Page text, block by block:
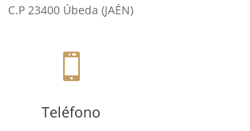
C.P 23400 Úbeda (JAÉN)

Teléfono